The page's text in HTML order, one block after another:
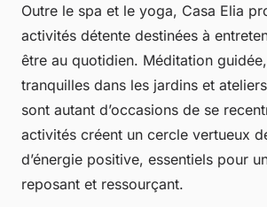
Outre le spa et le yoga, Casa Elia
activités détente destinées à
être au quotidien. Méditation
tranquilles dans les jardins et
sont autant d’occasions de se
activités créent un cercle vertueux
d’énergie positive, essentiels pour
reposant et ressourçant.